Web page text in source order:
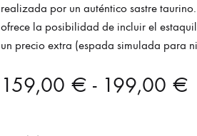
realizada por un auténtico sastre
ofrece la posibilidad de incluir el
un precio extra (espada simulada para
159,00 € - 199,00 €